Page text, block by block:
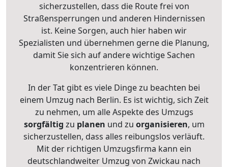
sicherzustellen, dass die Route frei von
Straßensperrungen und anderen Hindernissen
ist. Keine Sorgen, auch hier haben wir
Spezialisten und übernehmen gerne die Planung,
damit Sie sich auf andere wichtige Sachen
konzentrieren können.
In der Tat gibt es viele Dinge zu beachten bei
einem Umzug nach Berlin. Es ist wichtig, sich Zeit
zu nehmen, um alle Aspekte des Umzugs
sorgfältig zu planen und zu organisieren, um
sicherzustellen, dass alles reibungslos verläuft.
Mit der richtigen Umzugsfirma kann ein
deutschlandweiter Umzug von Zwickau nach